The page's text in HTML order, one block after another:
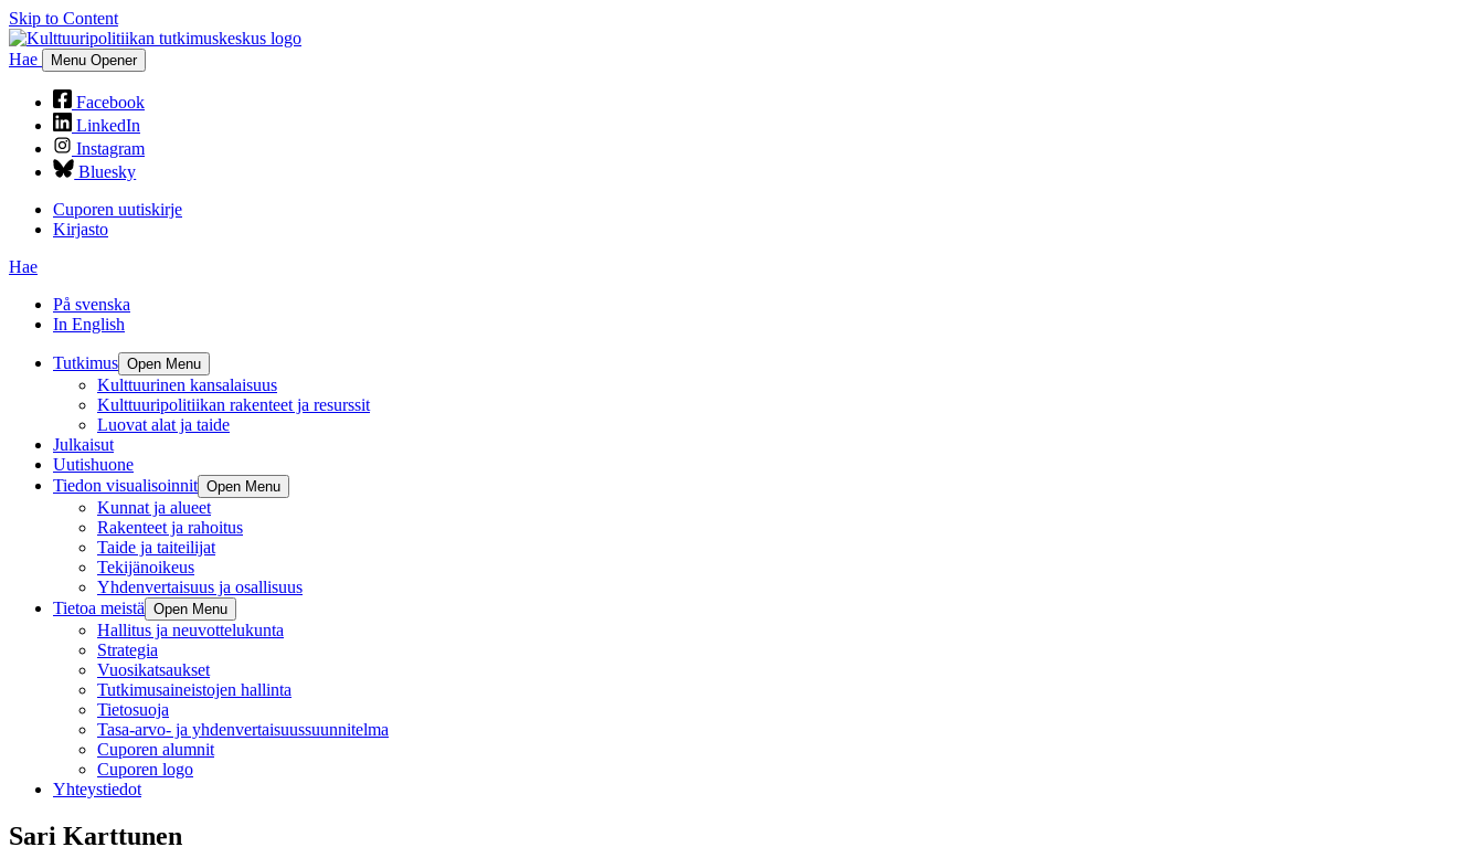
Skip to Content
Hae Menu Opener
Facebook
LinkedIn
Instagram
Bluesky
Cuporen uutiskirje
Kirjasto
Hae
På svenska
In English
Tutkimus Open Menu
Kulttuurinen kansalaisuus
Kulttuuripolitiikan rakenteet ja resurssit
Luovat alat ja taide
Julkaisut
Uutishuone
Tiedon visualisoinnit Open Menu
Kunnat ja alueet
Rakenteet ja rahoitus
Taide ja taiteilijat
Tekijänoikeus
Yhdenvertaisuus ja osallisuus
Tietoa meistä Open Menu
Hallitus ja neuvottelukunta
Strategia
Vuosikatsaukset
Tutkimusaineistojen hallinta
Tietosuoja
Tasa-arvo- ja yhdenvertaisuussuunnitelma
Cuporen alumnit
Cuporen logo
Yhteystiedot
Sari Karttunen